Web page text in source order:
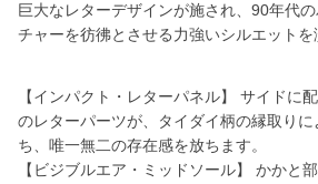
巨大なレターデザインが施され、90年代
チャーを彷彿とさせる力強いシルエットを
【インパクト・レターパネル】 サイドに
のレターパーツが、タイダイ柄の縁取り
ち、唯一無二の存在感を放ちます。
【ビジブルエア・ミッドソール】 かかと